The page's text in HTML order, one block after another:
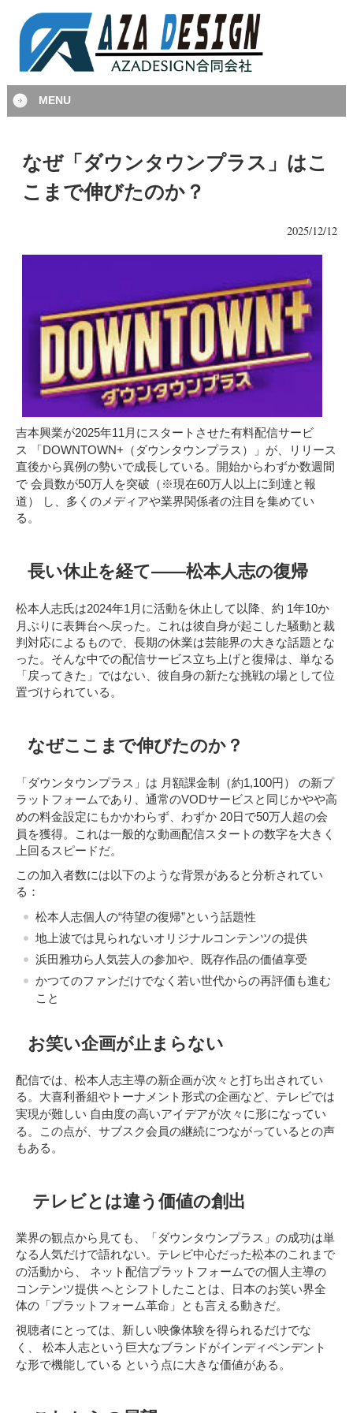
MENU
なぜ「ダウンタウンプラス」はこ
こまで伸びたのか？
2025/12/12
吉本興業が2025年11月にスタートさせた有料配信サービ
ス
「DOWNTOWN+（ダウンタウンプラス）」
が、リリース
直後から異例の勢いで成長している。開始からわずか数週間
で 会員数が50万人を突破（※現在60万人以上に到達と報
道）
し、多くのメディアや業界関係者の注目を集めてい
る。
長い休止を経て――松本人志の復帰
松本人志氏は2024年1月に活動を休止して以降、約 1年10か
月ぶりに表舞台へ戻った 。これは彼自身が起こした騒動と裁
判対応によるもので、長期の休業は芸能界の大きな話題とな
った。そんな中での配信サービス立ち上げと復帰は、単なる
「戻ってきた」ではない、彼自身の新たな挑戦の場として位
置づけられている。
なぜここまで伸びたのか？
「ダウンタウンプラス」は 月額課金制（約1,100円）
の新プ
ラットフォームであり、通常のVODサービスと同じかやや高
めの料金設定にもかかわらず、わずか 20日で50万人超の会
員を獲得。これは一般的な動画配信スタートの数字を大きく
上回るスピードだ。
この加入者数には以下のような背景があると分析されてい
る：
松本人志個人の“待望の復帰”という話題性
地上波では見られないオリジナルコンテンツの提供
浜田雅功ら人気芸人の参加や、既存作品の価値享受
かつてのファンだけでなく若い世代からの再評価も進む
こと
お笑い企画が止まらない
配信では、松本人志主導の新企画が次々と打ち出されてい
る。大喜利番組やトーナメント形式の企画など、テレビでは
実現が難しい 自由度の高いアイデアが次々に形になってい
る 。この点が、サブスク会員の継続につながっているとの声
もある。
テレビとは違う価値の創出
業界の観点から見ても、「ダウンタウンプラス」の成功は単
なる人気だけで語れない。テレビ中心だった松本のこれまで
の活動から、 ネット配信プラットフォームでの個人主導の
コンテンツ提供へとシフトしたことは、日本のお笑い界全
体の「プラットフォーム革命」とも言える動きだ。
視聴者にとっては、新しい映像体験を得られるだけでな
く、 松本人志という巨大なブランドがインディペンデント
な形で機能している という点に大きな価値がある。